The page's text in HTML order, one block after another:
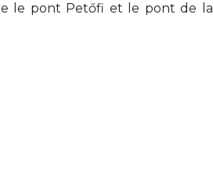
le pont Petőfi et le pont de la